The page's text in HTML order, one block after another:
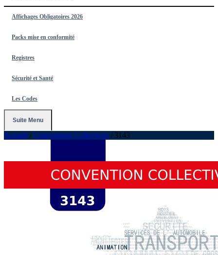
Affichages Obligatoires 2026
Packs mise en conformité
Registres
Sécurité et Santé
Les Codes
Suite Menu
Accueil / Conventions Collectives / 3143